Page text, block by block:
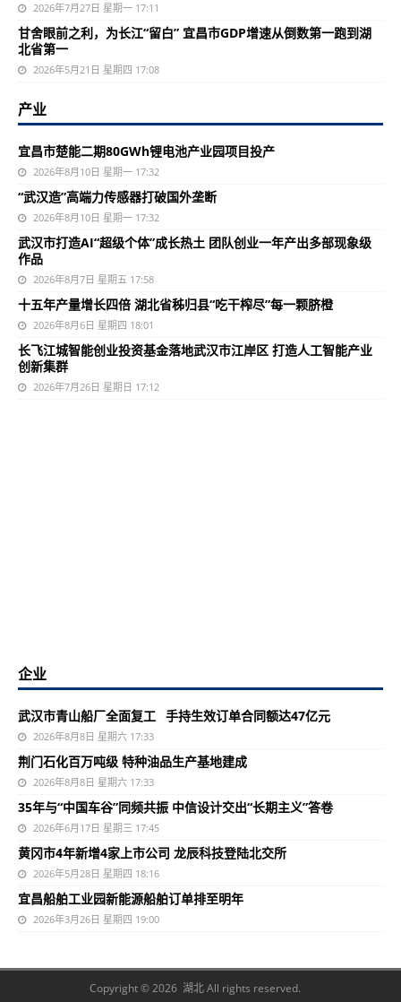
2026年7月27日 星期一 17:11
甘舍眼前之利，为长江“留白” 宜昌市GDP增速从倒数第一跑到湖
北省第一
2026年5月21日 星期四 17:08
产业
宜昌市楚能二期80GWh锂电池产业园项目投产
2026年8月10日 星期一 17:32
“武汉造”高端力传感器打破国外垄断
2026年8月10日 星期一 17:32
武汉市打造AI“超级个体”成长热土 团队创业一年产出多部现象级
作品
2026年8月7日 星期五 17:58
十五年产量增长四倍 湖北省秭归县“吃干榨尽”每一颗脐橙
2026年8月6日 星期四 18:01
长飞江城智能创业投资基金落地武汉市江岸区 打造人工智能产业
创新集群
2026年7月26日 星期日 17:12
企业
武汉市青山船厂全面复工 手持生效订单合同额达47亿元
2026年8月8日 星期六 17:33
荆门石化百万吨级 特种油品生产基地建成
2026年8月8日 星期六 17:33
35年与“中国车谷”同频共振 中信设计交出“长期主义”答卷
2026年6月17日 星期三 17:45
黄冈市4年新增4家上市公司 龙辰科技登陆北交所
2026年5月28日 星期四 18:16
宜昌船舶工业园新能源船舶订单排至明年
2026年3月26日 星期四 19:00
Copyright © 2026 湖北 All rights reserved.